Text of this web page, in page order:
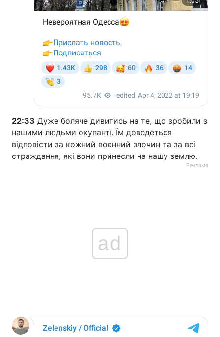
22:33 Дуже боляче дивитись на те, що зробили з
нашими людьми окупанті. Їм доведеться
відповісти за кожний воєнний злочин та за всі
страждання, які вони принесли на нашу землю.
Реклама
ad